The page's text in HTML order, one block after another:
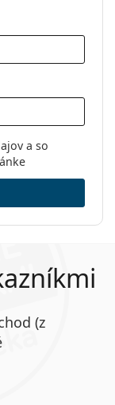
a so
(z